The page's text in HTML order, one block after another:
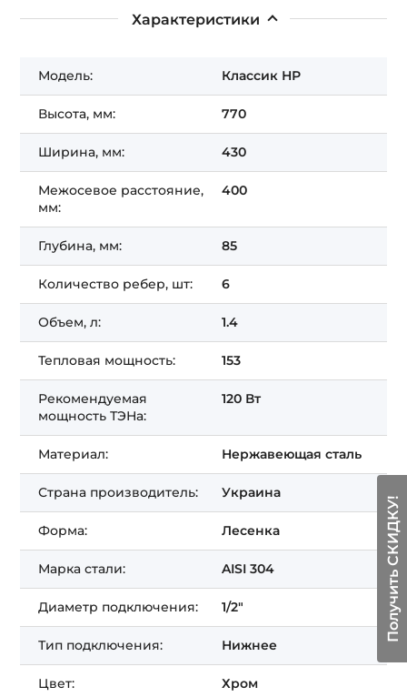
Характеристики
Модель: Классик НР
Высота, мм: 770
Ширина, мм: 430
Межосевое расстояние,
мм:
400
Глубина, мм: 85
Количество ребер, шт: 6
Объем, л: 1.4
Тепловая мощность: 153
Рекомендуемая
мощность ТЭНа:
120 Вт
Материал: Нержавеющая сталь
Страна производитель: Украина
Форма: Лесенка
Марка стали: AISI 304
Диаметр подключения: 1/2"
Тип подключения: Нижнее
Цвет: Хром
Получить СКИДКУ!